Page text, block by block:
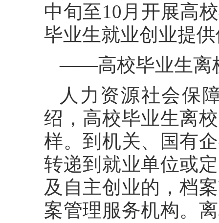
中旬至10月开展高
毕业生就业创业提
——高校毕业生离
人力资源社会保
绍，高校毕业生离
样。到机关、国有
转递到就业单位或
及自主创业的，档
案管理服务机构。